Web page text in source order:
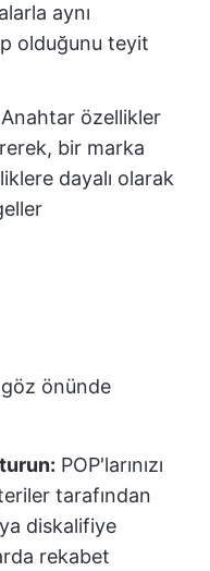
aynı
olduğunu teyit
Anahtar özellikler
bir marka
dayalı olarak
göz önünde
POP'larınızı
tarafından
diskalifiye
rekabet